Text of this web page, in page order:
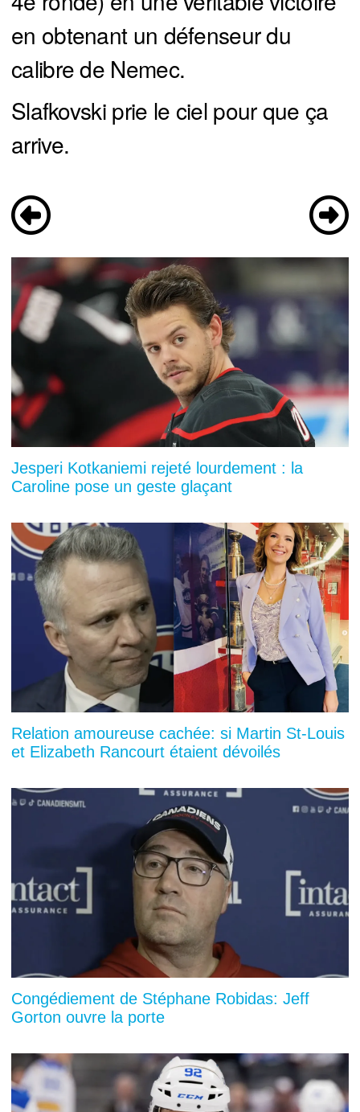
en obtenant un défenseur du
calibre de Nemec.
Slafkovski prie le ciel pour que ça
arrive.
Jesperi Kotkaniemi rejeté lourdement : la
Caroline pose un geste glaçant
Relation amoureuse cachée: si Martin St-Louis
et Elizabeth Rancourt étaient dévoilés
Congédiement de Stéphane Robidas: Jeff
Gorton ouvre la porte